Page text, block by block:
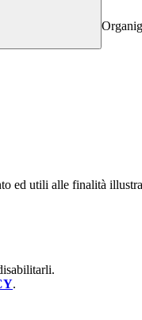
ed utili alle finalità
.